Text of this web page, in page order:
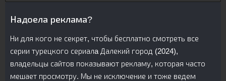
Надоела реклама?
Ни для кого не секрет, чтобы бесплатно смотреть все
серии турецкого сериалa Далекий город (2024),
владельцы сайтов показывают рекламу, которая часто
мешает просмотру. Мы не исключение и тоже ведем